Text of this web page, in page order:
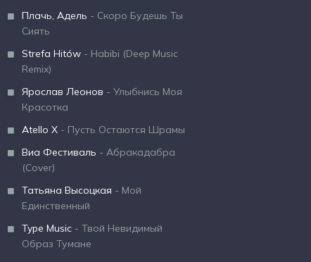
Плачь, Адель - Скоро Будешь Ты
Сиять
Strefa Hitów - Habibi (Deep Music
Remix)
Ярослав Леонов - Улыбнись Моя
Красотка
Atello X - Пусть Остаются Шрамы
Виа Фестиваль - Абракадабра
(Cover)
Татьяна Высоцкая - Мой
Единственный
Type Music - Твой Невидимый
Образ Тумане